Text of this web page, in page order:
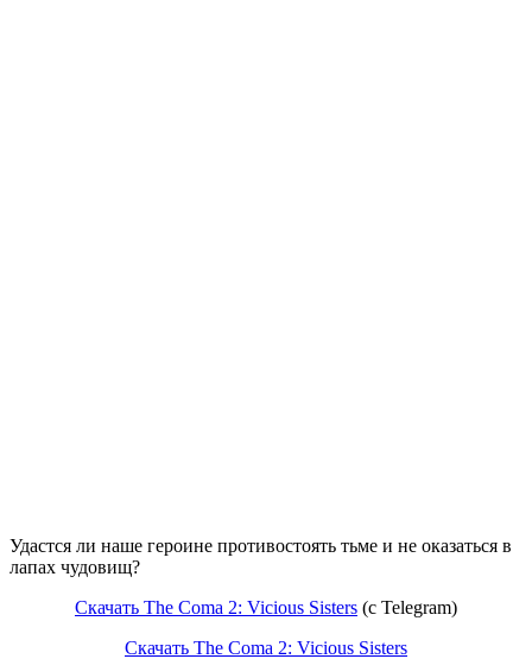
Удастся ли наше героине противостоять тьме и не оказаться в
лапах чудовищ?
Скачать The Coma 2: Vicious Sisters (c Telegram)
Скачать The Coma 2: Vicious Sisters